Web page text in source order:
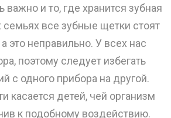
важно и то, где хранится зубная
семьях все зубные щетки стоят
это неправильно. У всех нас
поэтому следует избегать
с одного прибора на другой.
касается детей, чей организм
к подобному воздействию.